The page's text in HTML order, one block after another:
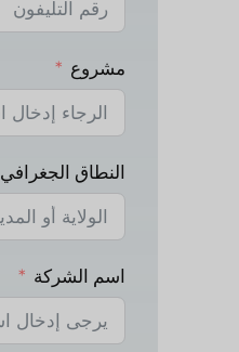
مشروع
النطاق الجغرافي
اسم الشركة